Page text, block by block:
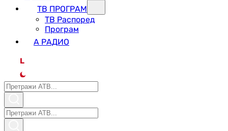
ТВ ПРОГРАМ
ТВ Распоред
Програм
А РАДИО
L